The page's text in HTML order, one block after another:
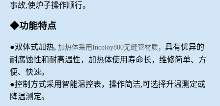
事故,使炉子操作顺行。
◆功能特点
●双体式加热, 加热体采用Incoloy800无缝管材质， 具有优异的
耐腐蚀性和耐高温性，加热体使用寿命长，维修简单、方
便、快速。
●控制方式采用智能温控表，操作简洁,可选择升温测定或
降温测定。